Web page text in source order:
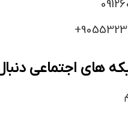
های اجتماعی